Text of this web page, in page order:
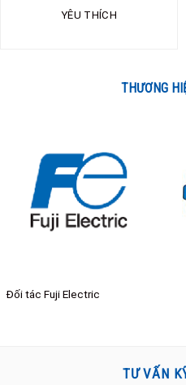
YÊU THÍCH
THƯƠNG
Đối tác 12H Powerful
TƯ VẤN